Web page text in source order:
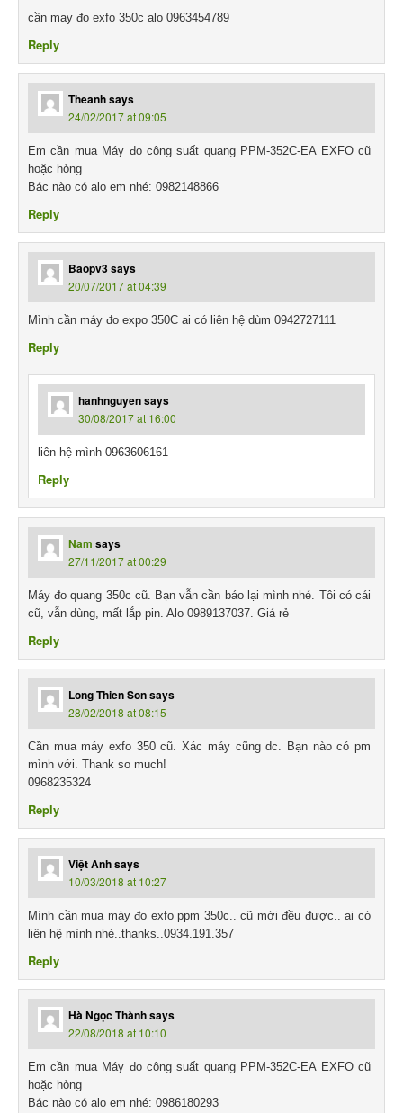
cần may đo exfo 350c alo 0963454789
Reply
Theanhsays
24/02/2017 at 09:05
Em cần mua Máy đo công suất quang PPM-352C-EA EXFO cũ
hoặc hỏng
Bác nào có alo em nhé: 0982148866
Reply
Baopv3says
20/07/2017 at 04:39
Mình cần máy đo expo 350C ai có liên hệ dùm 0942727111
Reply
hanhnguyensays
30/08/2017 at 16:00
liên hệ mình 0963606161
Reply
Nam says
27/11/2017 at 00:29
Máy đo quang 350c cũ. Bạn vẫn cần báo lại mình nhé. Tôi có cái
cũ, vẫn dùng, mất lắp pin. Alo 0989137037. Giá rẻ
Reply
Long Thien Sonsays
28/02/2018 at 08:15
Cần mua máy exfo 350 cũ. Xác máy cũng dc. Bạn nào có pm
mình với. Thank so much!
0968235324
Reply
Việt Anhsays
10/03/2018 at 10:27
Mình cần mua máy đo exfo ppm 350c.. cũ mới đều được.. ai có
liên hệ mình nhé..thanks..0934.191.357
Reply
Hà Ngọc Thànhsays
22/08/2018 at 10:10
Em cần mua Máy đo công suất quang PPM-352C-EA EXFO cũ
hoặc hỏng
Bác nào có alo em nhé: 0986180293